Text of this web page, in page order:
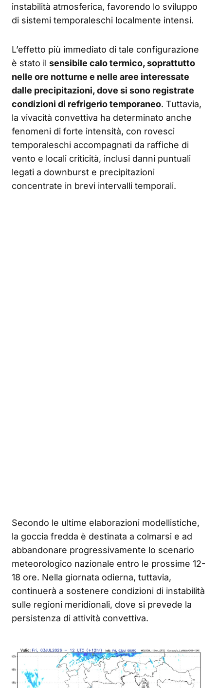
instabilità atmosferica, favorendo lo sviluppo
di sistemi temporaleschi localmente intensi.
L’effetto più immediato di tale configurazione
è stato il sensibile calo termico, soprattutto
nelle ore notturne e nelle aree interessate
dalle precipitazioni, dove si sono registrate
condizioni di refrigerio temporaneo. Tuttavia,
la vivacità convettiva ha determinato anche
fenomeni di forte intensità, con rovesci
temporaleschi accompagnati da raffiche di
vento e locali criticità, inclusi danni puntuali
legati a downburst e precipitazioni
concentrate in brevi intervalli temporali.
Secondo le ultime elaborazioni modellistiche,
la goccia fredda è destinata a colmarsi e ad
abbandonare progressivamente lo scenario
meteorologico nazionale entro le prossime 12-
18 ore. Nella giornata odierna, tuttavia,
continuerà a sostenere condizioni di instabilità
sulle regioni meridionali, dove si prevede la
persistenza di attività convettiva.